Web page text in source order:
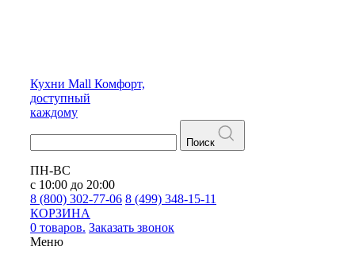
Кухни Mall Комфорт,
доступный
каждому
Поиск
ПН-ВС
с 10:00 до 20:00
8 (800) 302-77-06 8 (499) 348-15-11
КОРЗИНА
0 товаров. Заказать звонок
Меню